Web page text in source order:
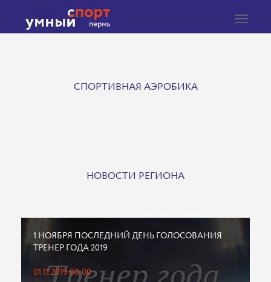
Toggle
СПОРТИВНАЯ АЭРОБИКА
НОВОСТИ РЕГИОНА
1 НОЯБРЯ ПОСЛЕДНИЙ ДЕНЬ ГОЛОСОВАНИЯ
ТРЕНЕР ГОДА 2019
01.11.2019 00:00